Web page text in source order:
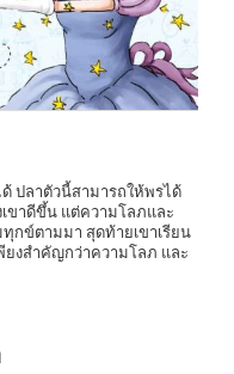
ปลาตัวนี้สามารถให้พรได้
ขาดีขึ้น แต่ความโลภและ
กข์ตามมา สุดท้ายเขาเรียน
ยงสำคัญกว่าความโลภ และ